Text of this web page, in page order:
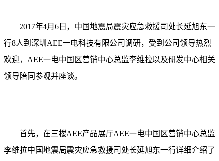
2017年4月6日，中国地震局震灾应急救援司处长延旭东一
行8人到深圳AEE一电科技有限公司调研，受到公司领导热烈
欢迎，AEE一电中国区营销中心总监李维拉以及研发中心相关
领导陪同参观并座谈。
首先，在三楼AEE产品展厅AEE一电中国区营销中心总监
李维拉中国地震局震灾应急救援司处长延旭东一行详细介绍了